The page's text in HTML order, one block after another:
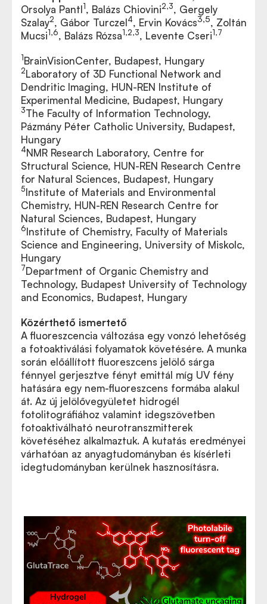
Orsolya Pantl1, Balázs Chiovini2,3, Gergely
Szalay2, Gábor Turczel4, Ervin Kovács3,5, Zoltán
Mucsi1,6, Balázs Rózsa1,2,3, Levente Cseri1,7
1BrainVisionCenter, Budapest, Hungary
2Laboratory of 3D Functional Network and
Dendritic Imaging, HUN-REN Institute of
Experimental Medicine, Budapest, Hungary
3The Faculty of Information Technology,
Pázmány Péter Catholic University, Budapest,
Hungary
4NMR Research Laboratory, Centre for
Structural Science, HUN-REN Research Centre
for Natural Sciences, Budapest, Hungary
5Institute of Materials and Environmental
Chemistry, HUN-REN Research Centre for
Natural Sciences, Budapest, Hungary
6Institute of Chemistry, Faculty of Materials
Science and Engineering, University of Miskolc,
Hungary
7Department of Organic Chemistry and
Technology, Budapest University of Technology
and Economics, Budapest, Hungary
Közérthető ismertető
A fluoreszcencia változása egy vonzó lehetőség
a fotoaktiválási folyamatok követésére. A munka
során előállított fluoreszcens jelölő sárga
fénnyel gerjesztve fényt emittál míg UV fény
hatására egy nem-fluoreszcens formába alakul
át. Az új jelölővegyületet hidrogél
fotolitográfiához valamint idegszövetben
fotoaktiválható neurotranszmitterek
követéséhez alkalmaztuk. A kutatás eredményei
várhatóan az anyagtudományban és kísérleti
idegtudományban kerülnek hasznosításra.